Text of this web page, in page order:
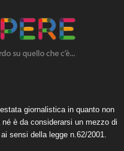
giornalistica in quanto non
è da considerarsi un mezzo di
sensi della legge n.62/2001.